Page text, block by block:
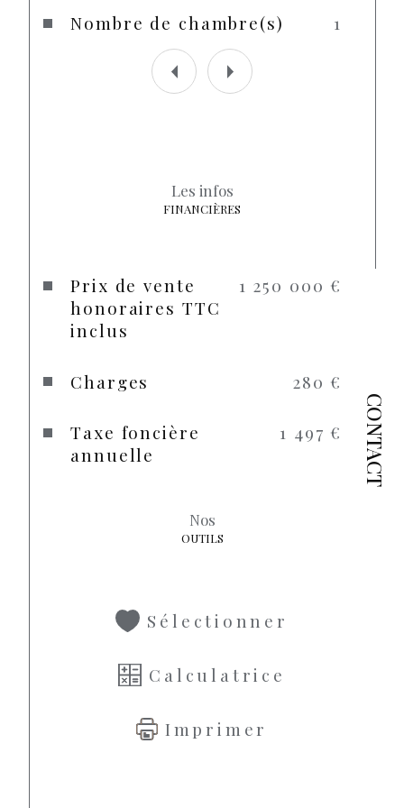
CONTACT
Nombre de chambre(s) 1
Les infos
FINANCIÈRES
Prix de vente
honoraires TTC
inclus
1 250 000 €
Charges 280 €
Taxe foncière
annuelle
1 497 €
Nos
OUTILS
Sélectionner
Calculatrice
Imprimer